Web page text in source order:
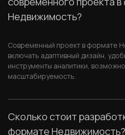
Недвижимость?
Современный проект в формате
включать адаптивный дизайн,
инструменты аналитики,
масштабируемость.
Сколько стоит
формате Недвижимость?